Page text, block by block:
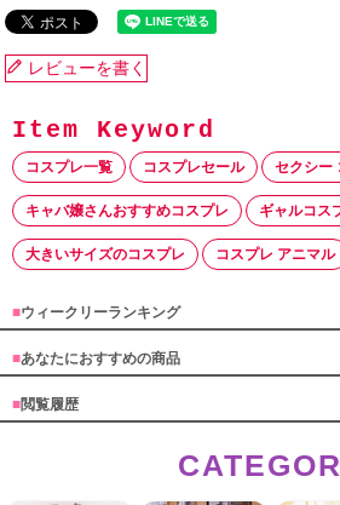
レビューを書く
コスプレ一覧 コスプレセール セクシー
キャバ嬢さんおすすめコスプレ ギャルコス
大きいサイズのコスプレ コスプレ アニマル
■ウィークリーランキング
■あなたにおすすめの商品
■閲覧履歴